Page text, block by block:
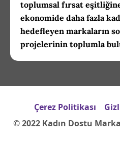
toplumsal fırsat
ekonomide daha fazla
hedefleyen markaların
projelerinin toplumla
Çerez Politikası
© 2022 Kadın Dostu